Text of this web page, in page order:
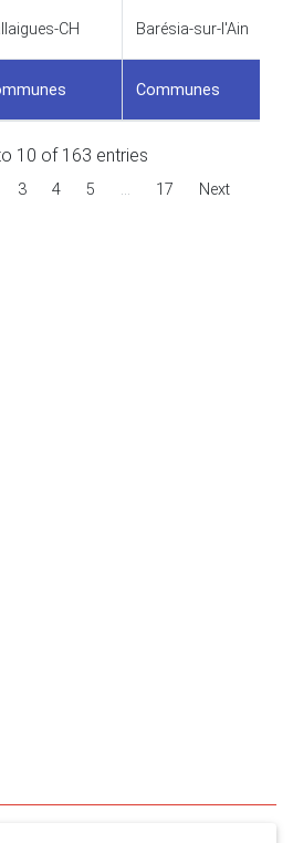
CH Barésia-sur-l'Ain
Communes
10 of 163 entries
3 4 5 … 17 Next